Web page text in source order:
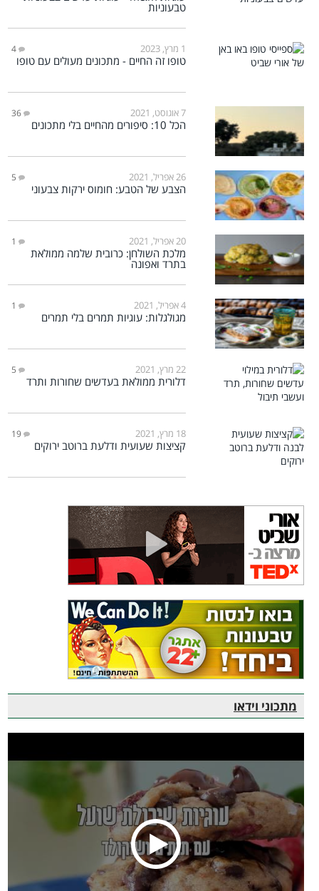
טבעוניות
1 מרץ, 2023 4
טופו זה החיים - מתכונים מעולים עם טופו
7 אוגוסט, 2021 36
הכל 10: סיפורים מהחיים בלי מתכונים
26 אפריל, 2021 5
הצבע של הטבע: חומוס ירקות צבעוני
20 אפריל, 2021 1
מלכת השולחן: כרובית שלמה ממולאת
בתרד ואפונה
4 אפריל, 2021 1
מגולגלות: עוגיות תמרים בלי תמרים
22 מרץ, 2021 5
דלורית ממולאת בעדשים שחורות ותרד
18 מרץ, 2021 19
קציצות שעועית ודלעת ברוטב ירוקים
מתכוני וידאו